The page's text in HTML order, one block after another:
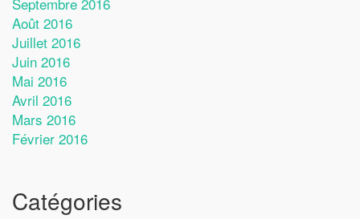
Août 2016
Juillet 2016
Juin 2016
Mai 2016
Avril 2016
Mars 2016
Février 2016
Catégories